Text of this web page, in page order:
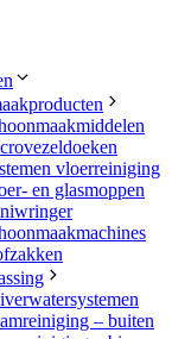
vloerreiniging
en glasmoppen
– buiten